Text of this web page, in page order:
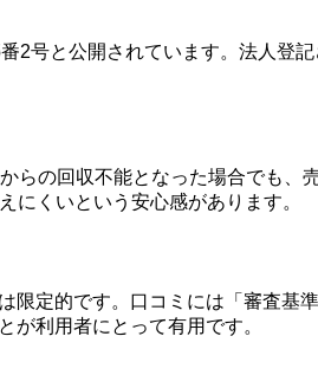
号と公開されています。法人登
の回収不能となった場合でも
にくいという安心感があります。
定的です。口コミには「審査基
が利用者にとって有用です。